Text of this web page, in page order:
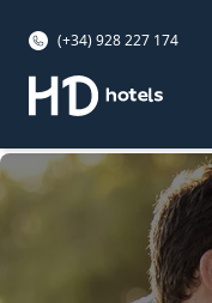
(+34) 928 227 174